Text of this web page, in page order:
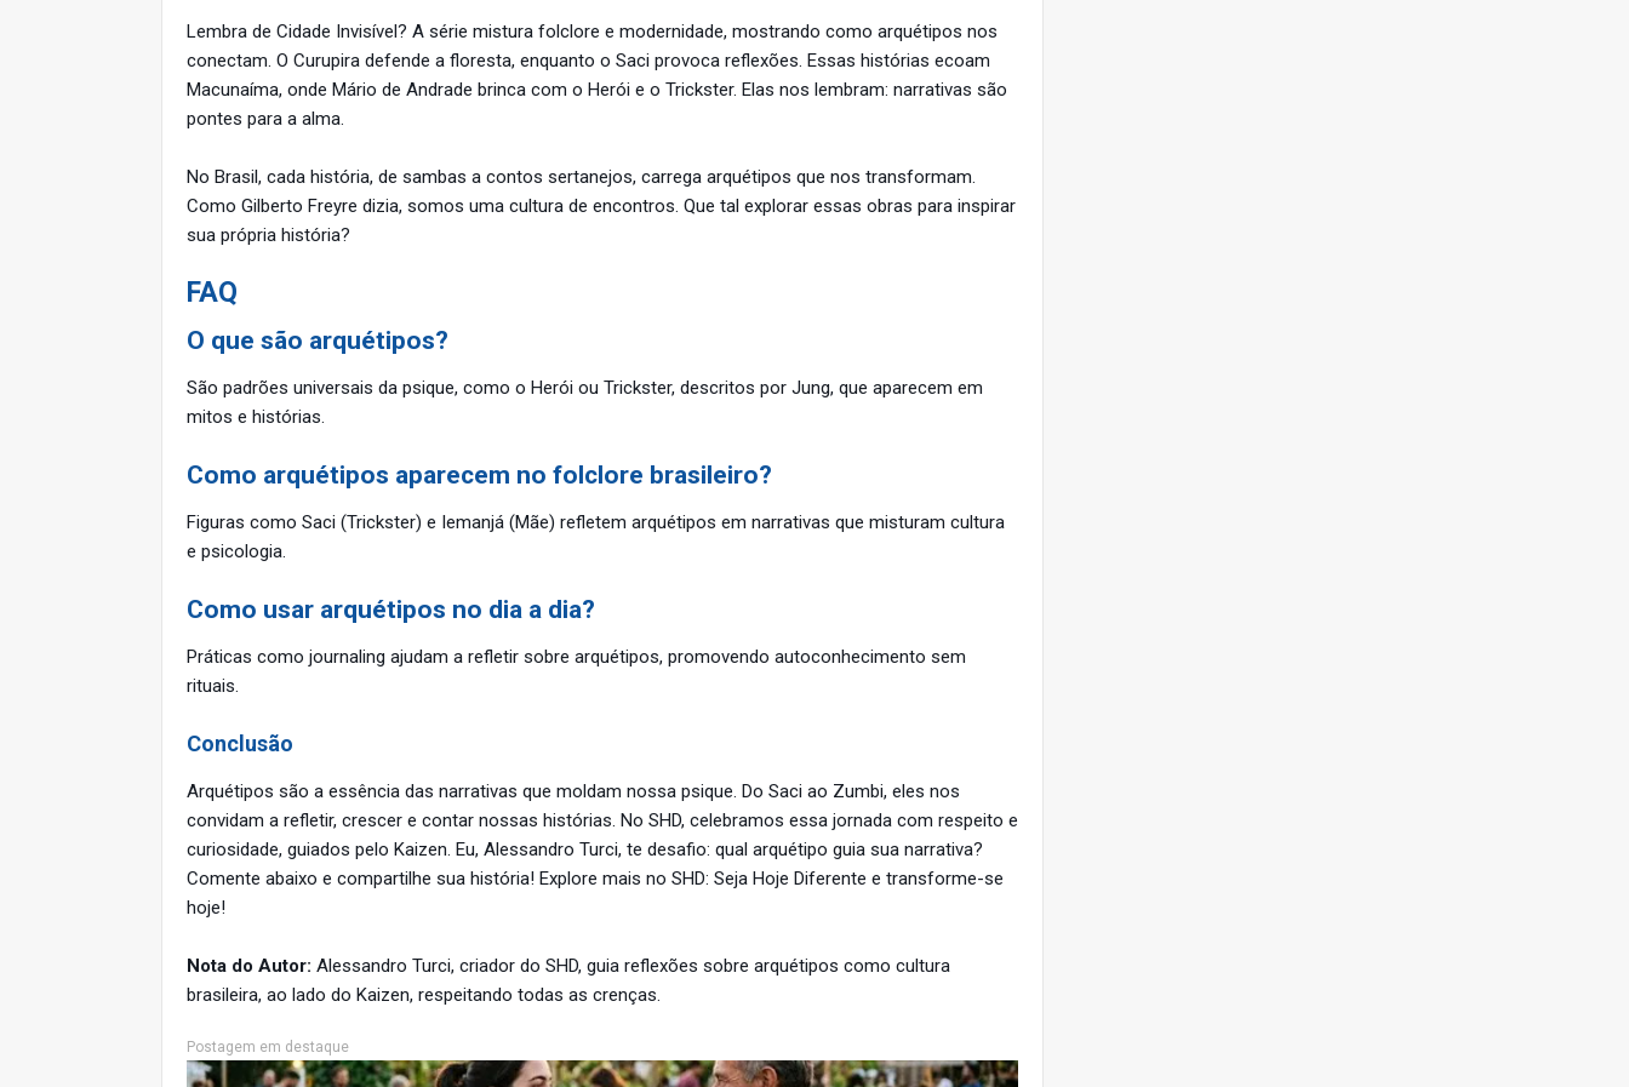
Lembra de Cidade Invisível? A série mistura folclore e modernidade, mostrando como arquétipos nos
conectam. O Curupira defende a floresta, enquanto o Saci provoca reflexões. Essas histórias ecoam
Macunaíma, onde Mário de Andrade brinca com o Herói e o Trickster. Elas nos lembram: narrativas são
pontes para a alma.
No Brasil, cada história, de sambas a contos sertanejos, carrega arquétipos que nos transformam.
Como Gilberto Freyre dizia, somos uma cultura de encontros. Que tal explorar essas obras para inspirar
sua própria história?
FAQ
O que são arquétipos?
São padrões universais da psique, como o Herói ou Trickster, descritos por Jung, que aparecem em
mitos e histórias.
Como arquétipos aparecem no folclore brasileiro?
Figuras como Saci (Trickster) e Iemanjá (Mãe) refletem arquétipos em narrativas que misturam cultura
e psicologia.
Como usar arquétipos no dia a dia?
Práticas como journaling ajudam a refletir sobre arquétipos, promovendo autoconhecimento sem
rituais.
Conclusão
Arquétipos são a essência das narrativas que moldam nossa psique. Do Saci ao Zumbi, eles nos
convidam a refletir, crescer e contar nossas histórias. No SHD, celebramos essa jornada com respeito e
curiosidade, guiados pelo Kaizen. Eu, Alessandro Turci, te desafio: qual arquétipo guia sua narrativa?
Comente abaixo e compartilhe sua história! Explore mais no SHD: Seja Hoje Diferente e transforme-se
hoje!
Nota do Autor: Alessandro Turci, criador do SHD, guia reflexões sobre arquétipos como cultura
brasileira, ao lado do Kaizen, respeitando todas as crenças.
Postagem em destaque